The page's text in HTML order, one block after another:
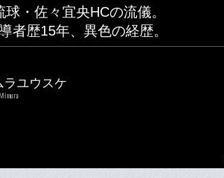
球・佐々宜央HCの流儀。
者歴15年、異色の経歴。
ラユウスケ